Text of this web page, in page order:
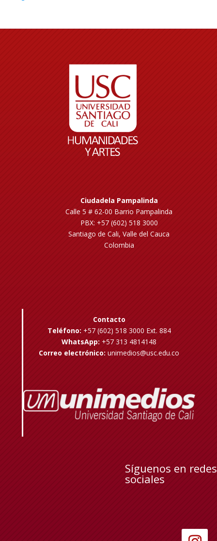
Ciudadela Pampalinda
Calle 5 # 62-00 Barrio Pampalinda
PBX: +57 (602) 518 3000
Santiago de Cali, Valle del Cauca
Colombia
Contacto
Teléfono: +57 (602) 518 3000 Ext. 884
WhatsApp: +57 313 4814148
Correo electrónico: unimedios@usc.edu.co
Síguenos en redes
sociales